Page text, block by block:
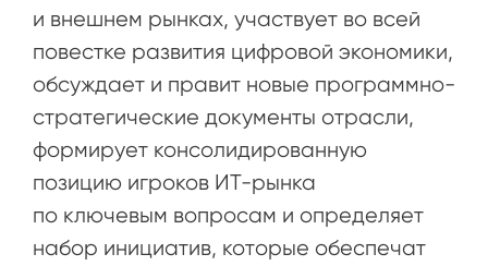
и внешнем рынках, участвует во всей
повестке развития цифровой экономики,
обсуждает и правит новые программно-
стратегические документы отрасли,
формирует консолидированную
позицию игроков ИТ-рынка
по ключевым вопросам и определяет
набор инициатив, которые обеспечат